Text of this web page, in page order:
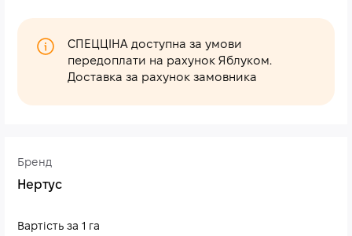
Бренд
Нертус
Вартість за 1 га
СПЕЦЦІНА доступна за умови
передоплати на рахунок Яблуком.
Доставка за рахунок замовника